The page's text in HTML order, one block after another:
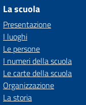
La scuola
Presentazione
I luoghi
Le persone
I numeri della scuola
Le carte della scuola
Organizzazione
La storia